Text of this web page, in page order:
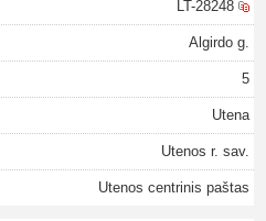
LT-28248
Algirdo g.
5
Utena
Utenos r. sav.
Utenos centrinis paštas